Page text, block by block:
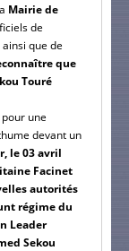
Mairie de
de
que de
que
Touré
une
devant un
le 03 avril
Facinet
autorités
régime du
Leader
Sekou